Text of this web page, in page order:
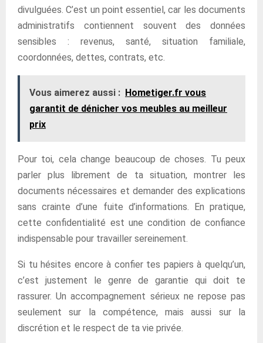
divulguées. C’est un point essentiel, car les documents
administratifs contiennent souvent des données
sensibles : revenus, santé, situation familiale,
coordonnées, dettes, contrats, etc.
Vous aimerez aussi : Hometiger.fr vous
garantit de dénicher vos meubles au meilleur
prix
Pour toi, cela change beaucoup de choses. Tu peux
parler plus librement de ta situation, montrer les
documents nécessaires et demander des explications
sans crainte d’une fuite d’informations. En pratique,
cette confidentialité est une condition de confiance
indispensable pour travailler sereinement.
Si tu hésites encore à confier tes papiers à quelqu’un,
c’est justement le genre de garantie qui doit te
rassurer. Un accompagnement sérieux ne repose pas
seulement sur la compétence, mais aussi sur la
discrétion et le respect de ta vie privée.